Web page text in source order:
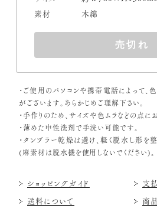
素材
木綿
売切れ
・ご使用のパソコンや携帯電話によって
がございます。あらかじめご理解下さい。
・手作りのため、サイズや色ムラなどの点に
・薄めた中性洗剤で手洗い可能です。
・タンブラー乾燥は避け、軽く脱水し形を
(麻素材は脱水機を使用しないでください)。
ショッピングガイド
支
送料について
商